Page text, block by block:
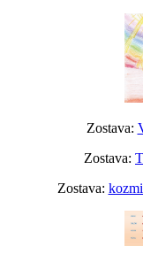
Zostava:
Zostava:
Zostava: